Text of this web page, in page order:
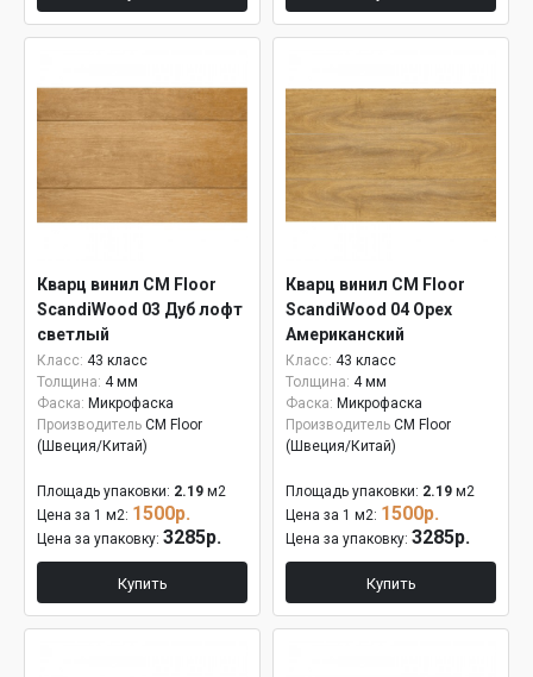
Кварц винил CM Floor
ScandiWood 03 Дуб лофт
светлый
Класс: 43 класс
Толщина: 4 мм
Фаска: Микрофаска
Производитель CM Floor
(Швеция/Китай)
Площадь упаковки: 2.19 м2
Цена за 1 м2: 1500р.
Цена за упаковку: 3285р.
Купить
Кварц винил CM Floor
ScandiWood 04 Орех
Американский
Класс: 43 класс
Толщина: 4 мм
Фаска: Микрофаска
Производитель CM Floor
(Швеция/Китай)
Площадь упаковки: 2.19 м2
Цена за 1 м2: 1500р.
Цена за упаковку: 3285р.
Купить